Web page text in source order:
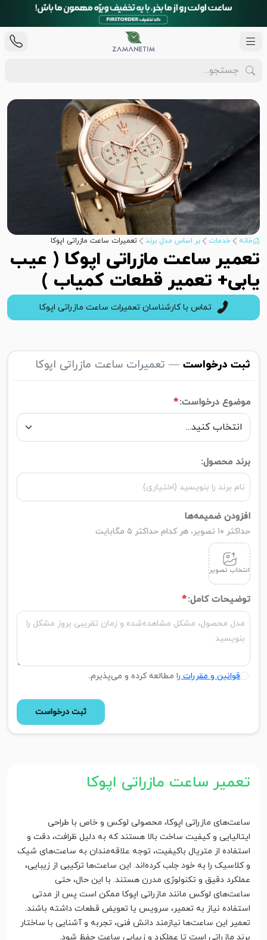
خانه خدمات بر اساس مدل برند تعمیرات ساعت مازراتی اپوکا
تعمیر ساعت مازراتی اپوکا ( عیب
یابی+ تعمیر قطعات کمیاب )
تماس با کارشناسان تعمیرات ساعت مازراتی اپوکا
ثبت درخواست — تعمیرات ساعت مازراتی اپوکا
موضوع درخواست:*
برند محصول:
افزودن ضمیمه‌ها
حداکثر ۱۰ تصویر، هر کدام حداکثر ۵ مگابایت
انتخاب تصویر
توضیحات کامل:*
قوانین و مقرراترا مطالعه کرده و می‌پذیرم.
ثبت درخواست
تعمیر ساعت مازراتی اپوکا
ساعت‌های مازراتی اپوکا، محصولی لوکس و خاص با طراحی
ایتالیایی و کیفیت ساخت بالا هستند که به دلیل ظرافت، دقت و
استفاده از متریال باکیفیت، توجه علاقه‌مندان به ساعت‌های شیک
و کلاسیک را به خود جلب کرده‌اند. این ساعت‌ها ترکیبی از زیبایی،
عملکرد دقیق و تکنولوژی مدرن هستند. با این حال، حتی
ساعت‌های لوکس مانند مازراتی اپوکا ممکن است پس از مدتی
استفاده نیاز به تعمیر، سرویس یا تعویض قطعات داشته باشند.
تعمیر این ساعت‌ها نیازمند دانش فنی، تجربه و آشنایی با ساختار
برند مازراتی است تا عملکرد و زیبایی ساعت حفظ شود.